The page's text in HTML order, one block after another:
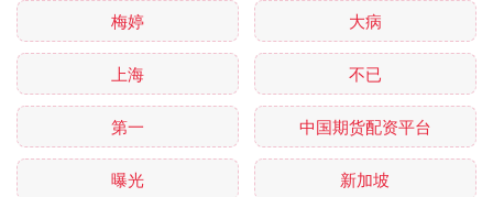
梅婷 大病
上海 不已
第一 中国期货配资平台
曝光 新加坡